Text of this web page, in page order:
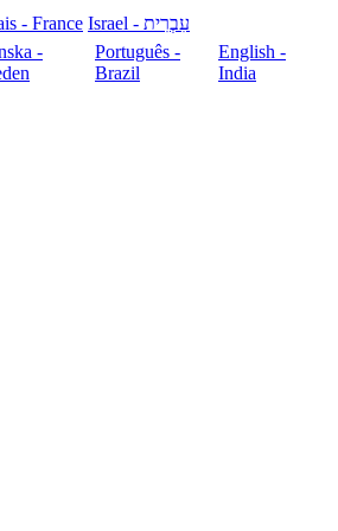
- France
עִבְרִית - Israel
-
Português -
Brazil
English -
India